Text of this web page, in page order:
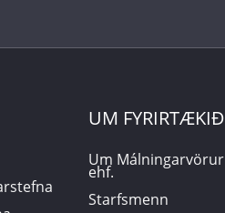
UM FYRIRTÆKIÐ
Um Málningarvörur
ehf.
Starfsmenn